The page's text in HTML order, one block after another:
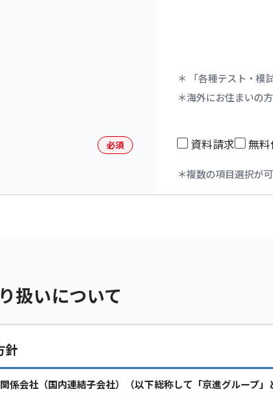
「各種テスト・
海外にお住まいの
必須 資料請求 無
複数の項目選択が
扱いについて
針
係会社（国内連結子会社）（以下総称して「京進グループ